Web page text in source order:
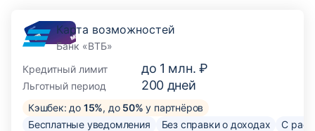
Карта возможностей
Банк «ВТБ»
Кредитный лимит
до 1 млн. ₽
Льготный период 200 дней
Кэшбек: до 15%, до 50% у партнёров
Бесплатные уведомления
Без справки о доходах С